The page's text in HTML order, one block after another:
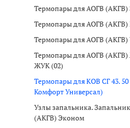
Термопары для АОГВ
Термопары для АОГВ
Термопары для АОГВ (АКГВ)
Термопары для АОГВ
ЖУК (02)
Термопары для КОВ СГ 43.
Комфорт Универсал)
Узлы запальника.
(АКГВ) Эконом